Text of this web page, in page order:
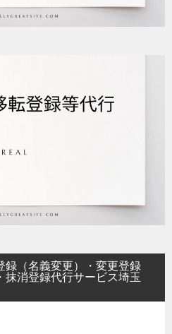
録（名義変更）・変更登録
抹消登録代行サービス埼玉